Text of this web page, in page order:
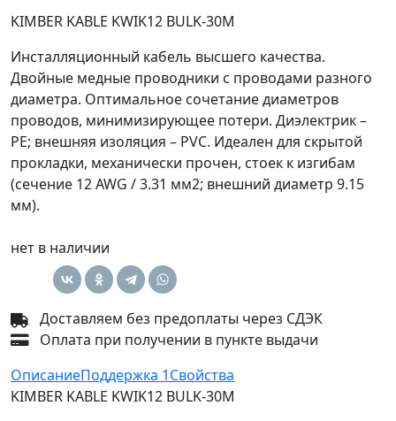
KIMBER KABLE KWIK12 BULK-30M
Инсталляционный кабель высшего качества.
Двойные медные проводники с проводами разного
диаметра. Оптимальное сочетание диаметров
проводов, минимизирующее потери. Диэлектрик –
PE; внешняя изоляция – PVC. Идеален для скрытой
прокладки, механически прочен, стоек к изгибам
(сечение 12 AWG / 3.31 мм2; внешний диаметр 9.15
мм).
нет в наличии
Доставляем без предоплаты через СДЭК
Оплата при получении в пункте выдачи
ОписаниеПоддержка 1Свойства
KIMBER KABLE KWIK12 BULK-30M